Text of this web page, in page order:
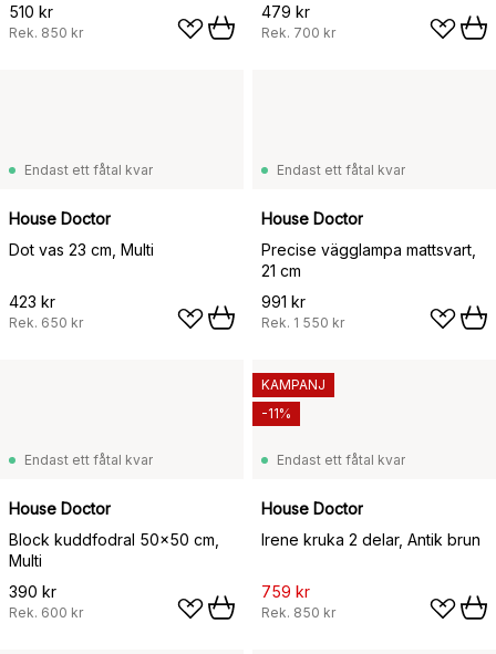
510 kr
Rek. 850 kr
479 kr
Rek. 700 kr
Endast ett fåtal kvar
House Doctor
Dot vas 23 cm, Multi
423 kr
Rek. 650 kr
Endast ett fåtal kvar
House Doctor
Precise vägglampa mattsvart,
21 cm
991 kr
Rek. 1 550 kr
Endast ett fåtal kvar
House Doctor
Block kuddfodral 50x50 cm,
Multi
390 kr
Rek. 600 kr
Endast ett fåtal kvar
House Doctor
Irene kruka 2 delar, Antik brun
759 kr
Rek. 850 kr
KAMPANJ
-11%